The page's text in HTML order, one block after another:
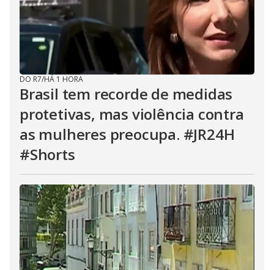
DO R7/HÁ 1 HORA
Brasil tem recorde de medidas
protetivas, mas violência contra
as mulheres preocupa. #JR24H
#Shorts